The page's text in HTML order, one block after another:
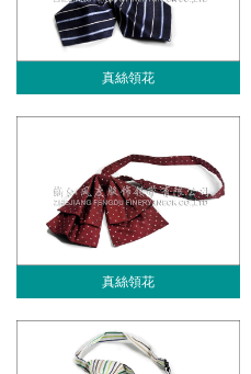
真絲領花
真絲領花